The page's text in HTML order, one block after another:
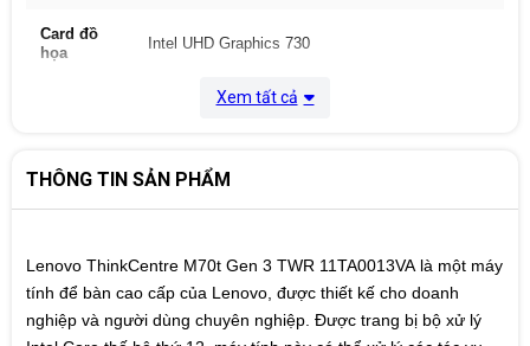
Card đồ
họa
Intel UHD Graphics 730
WLAN + Bluetooth
tiếp sau
1x HDMI 2.1 TMDS
2x DisplayPort 1.4
Khe cắm
One PCIe 4.0 x16, full-height, length ≤ 209mm,
Two PCIe 3.0 x1, full-height, length ≤ 185mm,
Xem tất cả
THÔNG TIN SẢN PHẨM
Lenovo ThinkCentre M70t Gen 3 TWR 11TA0013VA là một máy
tính để bàn cao cấp của Lenovo, được thiết kế cho doanh
nghiệp và người dùng chuyên nghiệp. Được trang bị bộ xử lý